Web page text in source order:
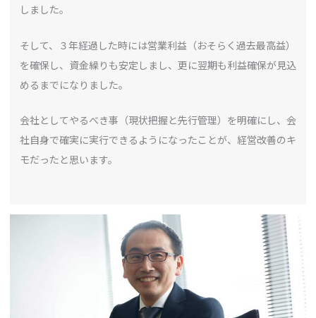
しました。
そして、３年経過した時には営業利益（おそらく過去最高益）
を確保し、資金繰りも安定しまし、更に翌期も利益確保が見込
めるまでになりました。
会社としてやるべき事（現状把握と先行管理）を明確にし、会
社自身で確実に実行できるようになったことが、経営改善のキ
モだったと思います。